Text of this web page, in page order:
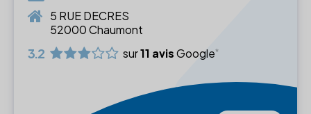
5 RUE DECRES
52000 Chaumont
3.2 sur11 avisGoogle